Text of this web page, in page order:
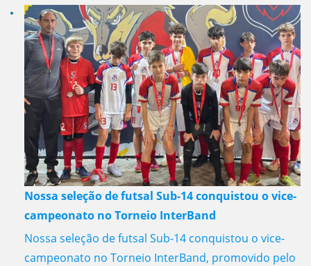
Nossa seleção de futsal Sub-14 conquistou o vice-
campeonato no Torneio InterBand
Nossa seleção de futsal Sub-14 conquistou o vice-
campeonato no Torneio InterBand, promovido pelo